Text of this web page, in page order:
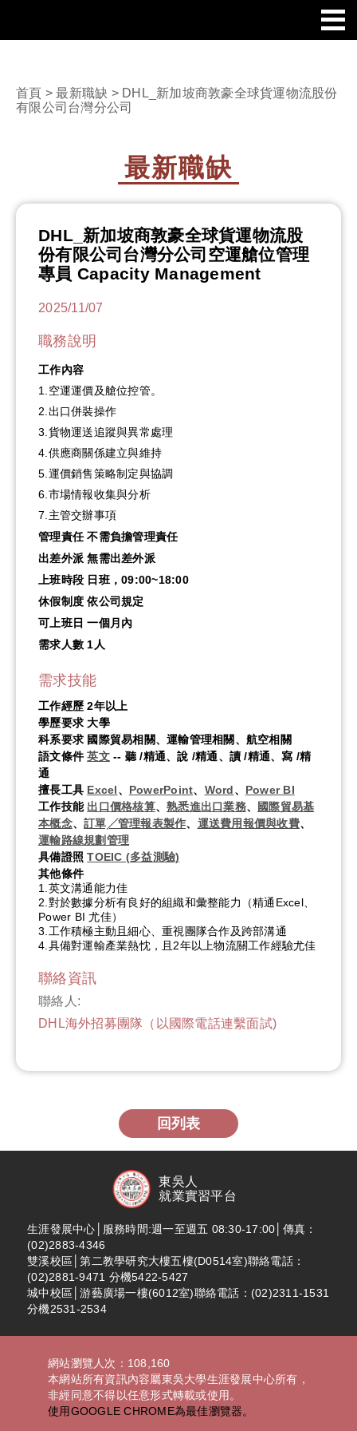
首頁 >最新職缺 > DHL_新加坡商敦豪全球貨運物流股份
有限公司台灣分公司
最新職缺
DHL_新加坡商敦豪全球貨運物流股
份有限公司台灣分公司空運艙位管理
專員 Capacity Management
2025/11/07
職務說明
工作內容
1.空運運價及艙位控管。
2.出口併裝操作
3.貨物運送追蹤與異常處理
4.供應商關係建立與維持
5.運價銷售策略制定與協調
6.市場情報收集與分析
7.主管交辦事項
管理責任不需負擔管理責任
出差外派無需出差外派
上班時段 日班，09:00~18:00
休假制度 依公司規定
可上班日 一個月內
需求人數 1人
需求技能
工作經歷2年以上
學歷要求 大學
科系要求 國際貿易相關、運輸管理相關、航空相關
語文條件英文-- 聽 /精通、說 /精通、讀 /精通、寫 /精
通
擅長工具 Excel、 PowerPoint、 Word、 Power BI​
工作技能 出口價格核算、 熟悉進出口業務、
國際貿易基
本概念、 訂單╱管理報表製作、 運送費用報價與收費、
運輸路線規劃管理
具備證照TOEIC (多益測驗)
其他條件
1.英文溝通能力佳
2.對於數據分析有良好的組織和彙整能力（精通Excel、
Power BI 尤佳）
3.工作積極主動且細心、重視團隊合作及跨部溝通
4.具備對運輸產業熱忱，且2年以上物流關工作經驗尤佳
聯絡資訊
聯絡人:
DHL海外招募團隊（以國際電話連繫面試)
回列表
東吳人
就業實習平台
生涯發展中心│服務時間:週一至週五 08:30-17:00│傳真：
(02)2883-4346
雙溪校區│第二教學研究大樓五樓(D0514室)聯絡電話：
(02)2881-9471 分機5422-5427
城中校區│游藝廣場一樓(6012室)聯絡電話：(02)2311-1531
分機2531-2534
網站瀏覽人次：108,160
本網站所有資訊內容屬東吳大學生涯發展中心所有，
非經同意不得以任意形式轉載或使用。
使用GOOGLE CHROME為最佳瀏覽器。